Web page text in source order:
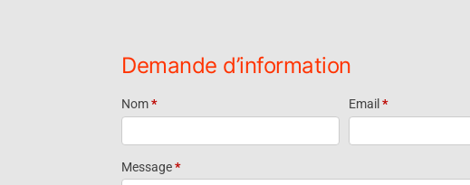
Demande d’information
Request
Information
Nom* Email*
Message*